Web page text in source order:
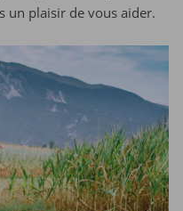
un plaisir de vous aider.